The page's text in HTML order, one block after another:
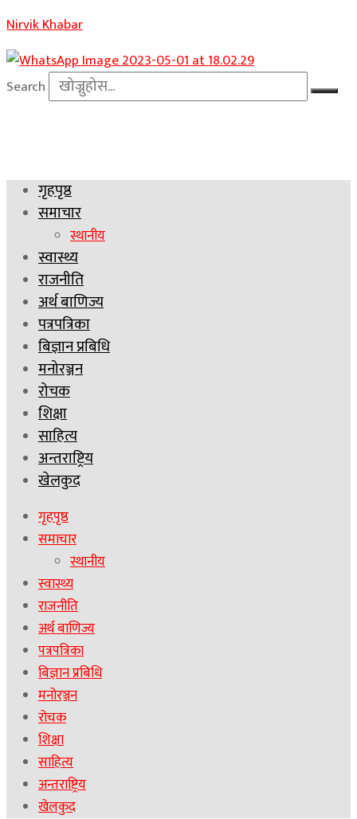
Nirvik Khabar
Search
गृहपृष्ठ
समाचार
स्थानीय
स्वास्थ्य
राजनीति
अर्थ बाणिज्य
पत्रपत्रिका
बिज्ञान प्रबिधि
मनोरञ्जन
रोचक
शिक्षा
साहित्य
अन्तराष्ट्रिय
खेलकुद
गृहपृष्ठ
समाचार
स्थानीय
स्वास्थ्य
राजनीति
अर्थ बाणिज्य
पत्रपत्रिका
बिज्ञान प्रबिधि
मनोरञ्जन
रोचक
शिक्षा
साहित्य
अन्तराष्ट्रिय
खेलकुद